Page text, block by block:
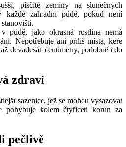
písčité zeminy na slunečných
každé zahradní půdě, pokud není
stanovišti.
půdě, jako okrasná rostlina nemá
Nepotřebuje ani příliš místa, keře
devadesáti centimetry, podobně i do
zdraví
sazenice, jež se mohou vysazovat
pohybuje kolem čtyřiceti korun za
pečlivě